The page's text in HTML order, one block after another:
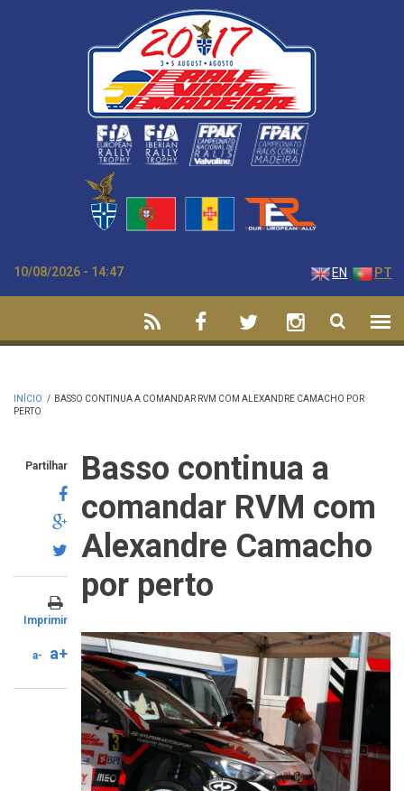
Passar para o conteúdo principal
10/08/2026 - 14:47 EN PT
INÍCIO / BASSO CONTINUA A COMANDAR RVM COM ALEXANDRE CAMACHO POR
PERTO
Partilhar
Imprimir
a- a+
Basso continua a
comandar RVM com
Alexandre Camacho
por perto